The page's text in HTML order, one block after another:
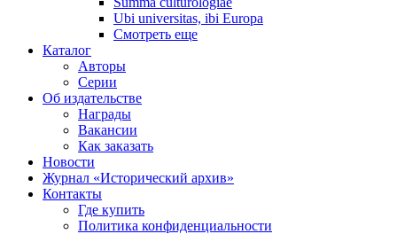
Ubi universitas, ibi Europa
Смотреть еще
Каталог
Авторы
Серии
Об издательстве
Награды
Вакансии
Как заказать
Новости
Журнал «Исторический архив»‎
Контакты
Где купить
Политика конфиденциальности